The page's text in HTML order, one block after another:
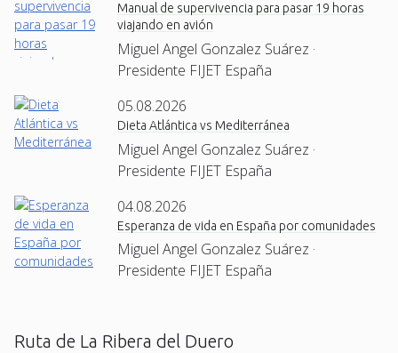
Manual de supervivencia para pasar 19 horas
viajando en avión
Miguel Angel Gonzalez Suárez ·
Presidente FIJET España
05.08.2026
Dieta Atlántica vs Mediterránea
Miguel Angel Gonzalez Suárez ·
Presidente FIJET España
04.08.2026
Esperanza de vida en España por comunidades
Miguel Angel Gonzalez Suárez ·
Presidente FIJET España
Ruta de La Ribera del Duero